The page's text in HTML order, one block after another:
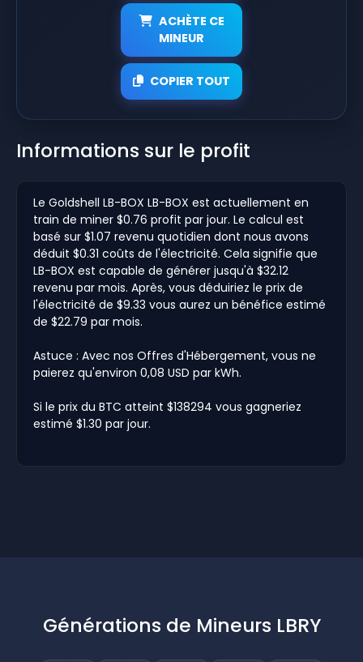
ACHÈTE CE
MINEUR
COPIER TOUT
Informations sur le profit
Le Goldshell LB-BOX LB-BOX est actuellement en
train de miner $0.76 profit par jour. Le calcul est
basé sur $1.07 revenu quotidien dont nous avons
déduit $0.31 coûts de l'électricité. Cela signifie que
LB-BOX est capable de générer jusqu'à $32.12
revenu par mois. Après, vous déduiriez le prix de
l'électricité de $9.33 vous aurez un bénéfice estimé
de $22.79 par mois.
Astuce : Avec nos Offres d'Hébergement, vous ne
paierez qu'environ 0,08 USD par kWh.
Si le prix du BTC atteint $138294 vous gagneriez
estimé $1.30 par jour.
Générations de Mineurs LBRY